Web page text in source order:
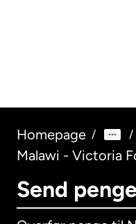
Homepage / /
Malawi - Victoria
Send